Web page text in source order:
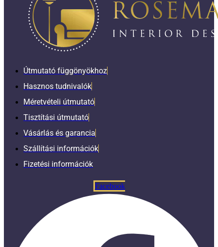
Útmutató függönyökhoz
Hasznos tudnivalók
Méretvételi útmutató
Tisztítási útmutató
Vásárlás és garancia
Szállítási információk
Fizetési információk
Facebook